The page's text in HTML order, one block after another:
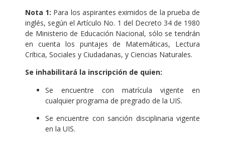
Nota 1: Para los aspirantes eximidos de la prueba de
inglés, según el Artículo No. 1 del Decreto 34 de 1980
de Ministerio de Educación Nacional, sólo se tendrán
en cuenta los puntajes de Matemáticas, Lectura
Crítica, Sociales y Ciudadanas, y Ciencias Naturales.
Se inhabilitará la inscripción de quien:
Se encuentre con matrícula vigente en
cualquier programa de pregrado de la UIS.
Se encuentre con sanción disciplinaria vigente
en la UIS.